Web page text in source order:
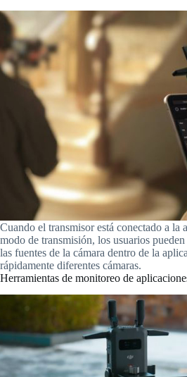
Cuando el transmisor está conectado a
modo de transmisión, los usuarios
las fuentes de la cámara dentro de la
rápidamente diferentes cámaras.
Herramientas de monitoreo de